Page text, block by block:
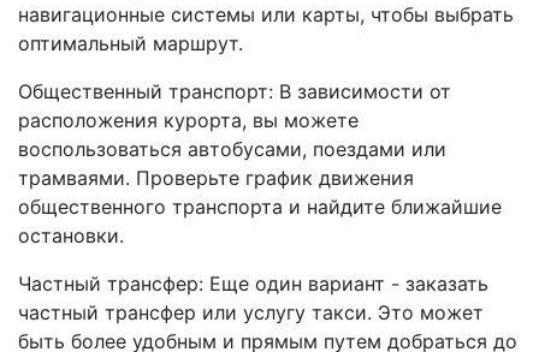
навигационные системы или карты, чтобы выбрать
оптимальный маршрут.
Общественный транспорт: В зависимости от
расположения курорта, вы можете
воспользоваться автобусами, поездами или
трамваями. Проверьте график движения
общественного транспорта и найдите ближайшие
остановки.
Частный трансфер: Еще один вариант - заказать
частный трансфер или услугу такси. Это может
быть более удобным и прямым путем добраться до